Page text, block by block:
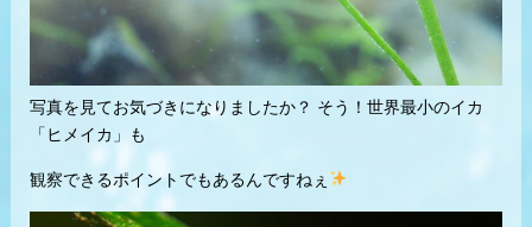
写真を見てお気づきになりましたか？ そう！世界最小のイカ
「ヒメイカ」も
観察できるポイントでもあるんですねぇ